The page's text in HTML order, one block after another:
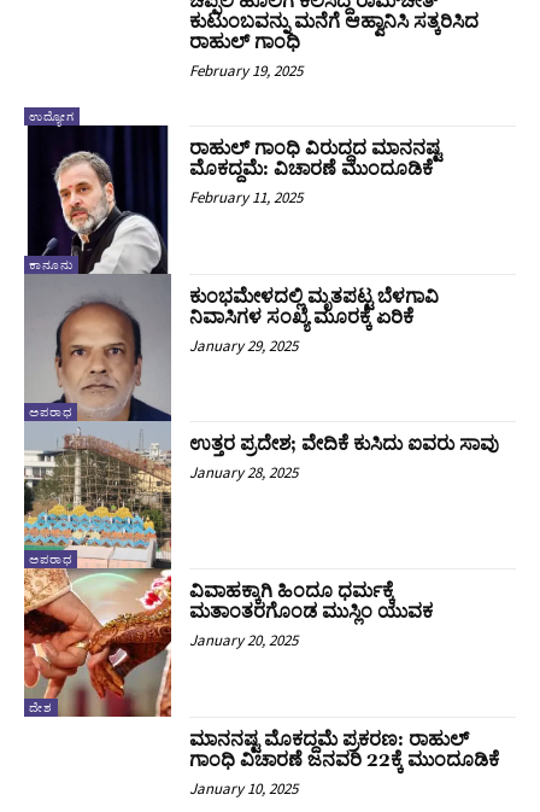
ಉದ್ಯೋಗ
ಕುಟುಂಬವನ್ನು ಮನೆಗೆ ಆಹ್ವಾನಿಸಿ ಸತ್ಕರಿಸಿದ
ರಾಹುಲ್ ಗಾಂಧಿ
February 19, 2025
ಕಾನೂನು
ರಾಹುಲ್‌ ಗಾಂಧಿ ವಿರುದ್ಧದ ಮಾನನಷ್ಟ
ಮೊಕದ್ದಮೆ: ವಿಚಾರಣೆ ಮುಂದೂಡಿಕೆ
February 11, 2025
ಅಪರಾಧ
ಕುಂಭಮೇಳದಲ್ಲಿ ಮೃತಪಟ್ಟ ಬೆಳಗಾವಿ
ನಿವಾಸಿಗಳ ಸಂಖ್ಯೆ ಮೂರಕ್ಕೆ ಏರಿಕೆ
January 29, 2025
ಅಪರಾಧ
ಉತ್ತರ ಪ್ರದೇಶ; ವೇದಿಕೆ ಕುಸಿದು ಐವರು ಸಾವು
January 28, 2025
ದೇಶ
ವಿವಾಹಕ್ಕಾಗಿ ಹಿಂದೂ ಧರ್ಮಕ್ಕೆ
ಮತಾಂತರಗೊಂಡ ಮುಸ್ಲಿಂ ಯುವಕ
January 20, 2025
ಮಾನನಷ್ಟ ಮೊಕದ್ದಮೆ ಪ್ರಕರಣ: ರಾಹುಲ್‌
ಗಾಂಧಿ ವಿಚಾರಣೆ ಜನವರಿ 22ಕ್ಕೆ ಮುಂದೂಡಿಕೆ
January 10, 2025